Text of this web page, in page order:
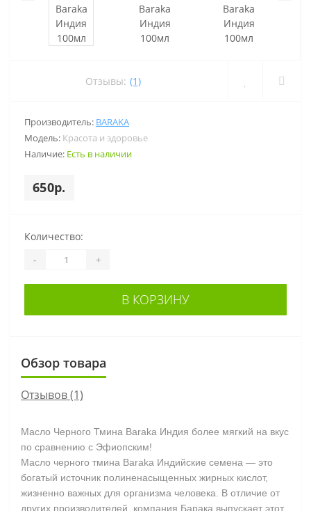
Отзывы: (1)
Производитель: BARAKA
Модель: Красота и здоровье
Наличие: Есть в наличии
650р.
Количество:
- +
В КОРЗИНУ
Обзор товара
Отзывов (1)
Масло Черного Тмина Baraka Индия более мягкий на вкус
по сравнению с Эфиопским!
Масло черного тмина Baraka Индийские семена — это
богатый источник полиненасыщенных жирных кислот,
жизненно важных для организма человека. В отличие от
других производителей, компания Барака выпускает этот